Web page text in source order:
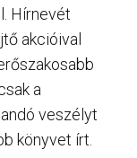
Hírnevét
akcióival
a
veszélyt
könyvet írt.